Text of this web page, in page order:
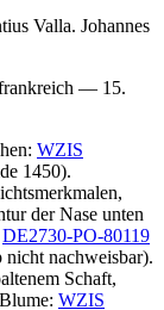
Valla. Johannes
— 15.
WZIS
1450).
der Nase unten
DE2730-PO-80119
nachweisbar).
Schaft,
WZIS